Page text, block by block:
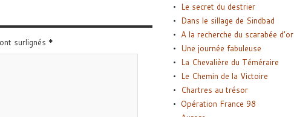
surlignés *
Le secret du destrier
Dans le sillage de Sindbad
A la recherche du scarabée d’or
Une journée fabuleuse
La Chevalière du Téméraire
Le Chemin de la Victoire
Chartres au trésor
Opération France 98